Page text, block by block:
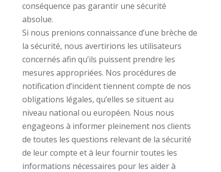
conséquence pas garantir une sécurité
absolue.
Si nous prenions connaissance d’une brèche de
la sécurité, nous avertirions les utilisateurs
concernés afin qu’ils puissent prendre les
mesures appropriées. Nos procédures de
notification d’incident tiennent compte de nos
obligations légales, qu’elles se situent au
niveau national ou européen. Nous nous
engageons à informer pleinement nos clients
de toutes les questions relevant de la sécurité
de leur compte et à leur fournir toutes les
informations nécessaires pour les aider à